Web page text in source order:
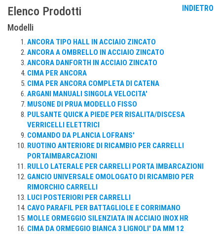
Elenco Prodotti INDIETRO
Modelli
ANCORA TIPO HALL IN ACCIAIO ZINCATO
ANCORA A OMBRELLO IN ACCIAIO ZINCATO
ANCORA DANFORTH IN ACCIAIO ZINCATO
CIMA PER ANCORA
CIMA PER ANCORA COMPLETA DI CATENA
ARGANI MANUALI SINGOLA VELOCITA'
MUSONE DI PRUA MODELLO FISSO
PULSANTE QUICK A PIEDE PER RISALITA/DISCESA
VERRICELLI ELETTRICI
COMANDO DA PLANCIA LOFRANS'
RUOTINO ANTERIORE DI RICAMBIO PER CARRELLI
PORTAIMBARCAZIONI
RULLO LATERALE PER CARRELLI PORTA IMBARCAZIONI
GANCIO UNIVERSALE OMOLOGATO DI RICAMBIO PER
RIMORCHIO CARRELLI
LUCI POSTERIORI PER CARRELLI
CAVO PARAFIL PER BATTAGLIOLE E CORRIMANO
MOLLE ORMEGGIO SILENZIATA IN ACCIAIO INOX HR
CIMA DA ORMEGGIO BIANCA 3 LIGNOLI' DA MM 12